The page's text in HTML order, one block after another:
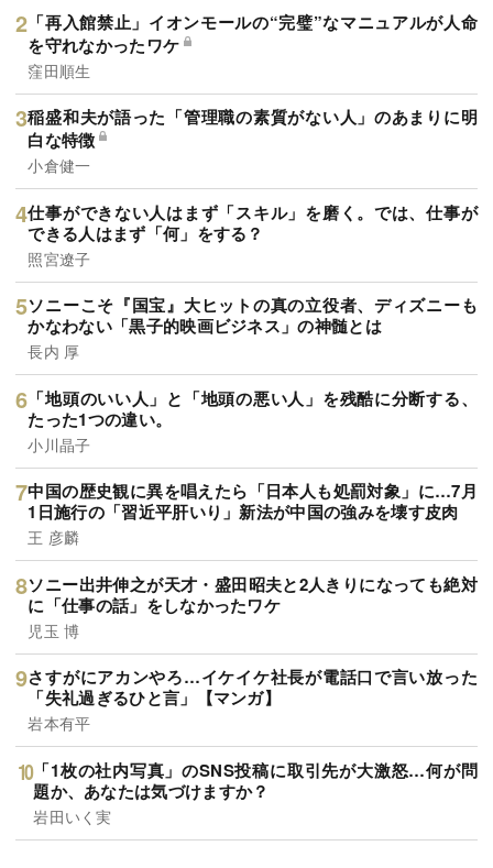
「再入館禁止」イオンモールの“完璧”なマニュアルが人命
を守れなかったワケ
窪田順生
稲盛和夫が語った「管理職の素質がない人」のあまりに明
白な特徴
小倉健一
仕事ができない人はまず「スキル」を磨く。では、仕事が
できる人はまず「何」をする？
照宮遼子
ソニーこそ『国宝』大ヒットの真の立役者、ディズニーも
かなわない「黒子的映画ビジネス」の神髄とは
長内 厚
「地頭のいい人」と「地頭の悪い人」を残酷に分断する、
たった1つの違い。
小川晶子
中国の歴史観に異を唱えたら「日本人も処罰対象」に…7月
1日施行の「習近平肝いり」新法が中国の強みを壊す皮肉
王 彦麟
ソニー出井伸之が天才・盛田昭夫と2人きりになっても絶対
に「仕事の話」をしなかったワケ
児玉 博
さすがにアカンやろ…イケイケ社長が電話口で言い放った
「失礼過ぎるひと言」【マンガ】
岩本有平
「1枚の社内写真」のSNS投稿に取引先が大激怒…何が問
題か、あなたは気づけますか？
岩田いく実